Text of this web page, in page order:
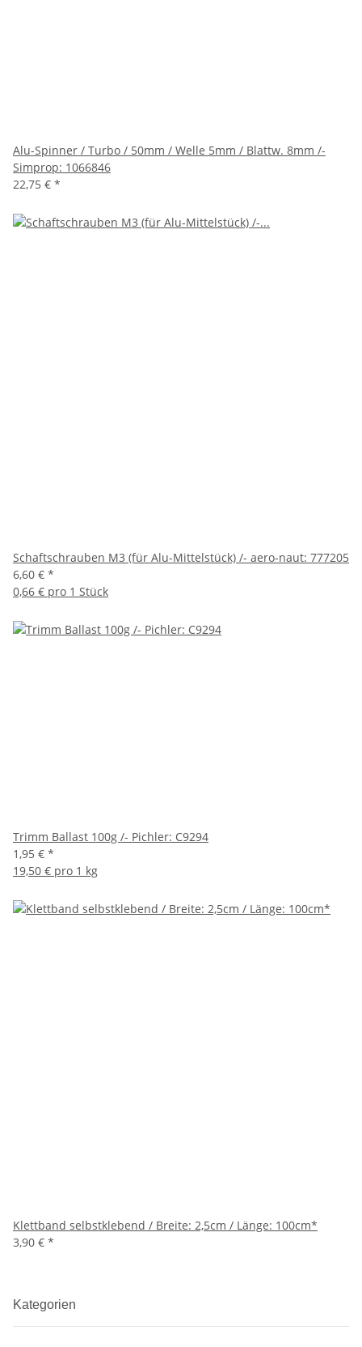
Alu-Spinner / Turbo / 50mm / Welle 5mm / Blattw. 8mm /-
Simprop: 1066846
22,75 € *
Schaftschrauben M3 (für Alu-Mittelstück) /- aero-naut: 777205
6,60 € *
0,66 € pro 1 Stück
Trimm Ballast 100g /- Pichler: C9294
1,95 € *
19,50 € pro 1 kg
Klettband selbstklebend / Breite: 2,5cm / Länge: 100cm*
3,90 € *
Kategorien